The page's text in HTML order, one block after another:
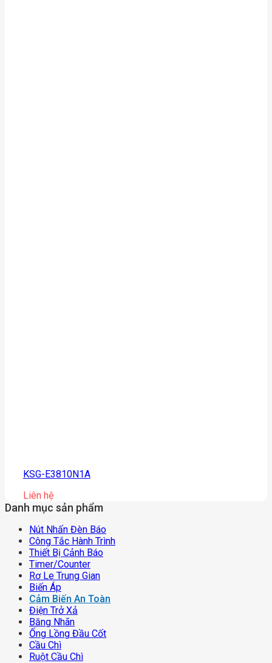
KSG-E3810N1A
Liên hệ
Danh mục sản phẩm
Nút Nhấn Đèn Báo
Công Tắc Hành Trình
Thiết Bị Cảnh Báo
Timer/counter
Rơ Le Trung Gian
Biến Áp
Cảm Biến An Toàn
Điện Trở Xả
Băng Nhãn
Ống Lồng Đầu Cốt
Cầu Chì
Ruột Cầu Chì